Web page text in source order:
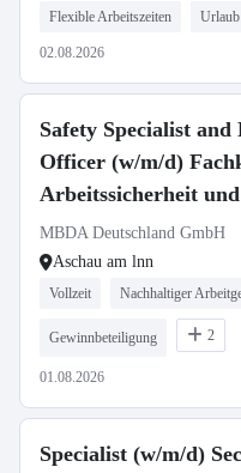
Flexible Arbeitszeiten
02.08.2026
Safety Specialist
Officer (w/m/d)
Arbeitssicherheit
MBDA Deutschland GmbH
Aschau am lnn
Vollzeit Nachhaltiger
Gewinnbeteiligung 2
01.08.2026
Specialist (w/m/d)